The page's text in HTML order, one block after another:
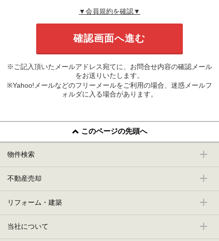
▼会員規約を確認▼
※ご記入頂いたメールアドレス宛てに、お問合せ内容の確認メール
をお送りいたします。
※Yahoo!メールなどのフリーメールをご利用の場合、迷惑メールフ
ォルダに入る場合があります。
このページの先頭へ
物件検索
不動産売却
リフォーム・建築
当社について